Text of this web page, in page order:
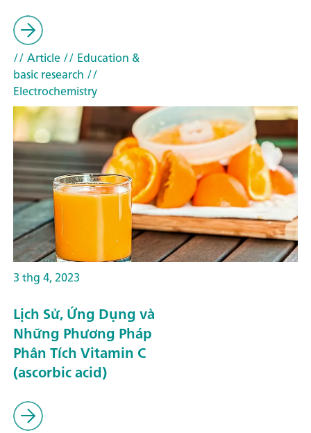
// Article// Education &
basic research //
Electrochemistry
3 thg 4, 2023
Lịch Sử, Ứng Dụng và
Những Phương Pháp
Phân Tích Vitamin C
(ascorbic acid)